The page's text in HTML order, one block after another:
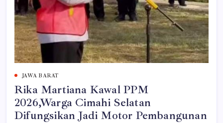
JAWA BARAT
Rika Martiana Kawal PPM
2026,Warga Cimahi Selatan
Difungsikan Jadi Motor Pembangunan